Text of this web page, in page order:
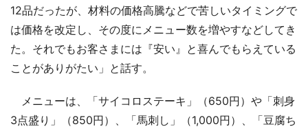
12品だったが、材料の価格高騰などで苦しいタイミングで
は価格を改定し、その度にメニュー数を増やすなどしてき
た。それでもお客さまには『安い』と喜んでもらえている
ことがありがたい」と話す。
メニューは、「サイコロステーキ」（650円）や「刺身
3点盛り」（850円）、「馬刺し」（1,000円）、「豆腐ち